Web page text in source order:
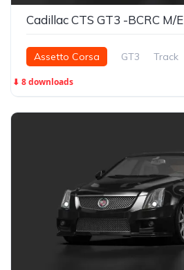
Cadillac CTS GT3 -BCRC M/E
Assetto Corsa GT3 Track
⬇ 8 downloads